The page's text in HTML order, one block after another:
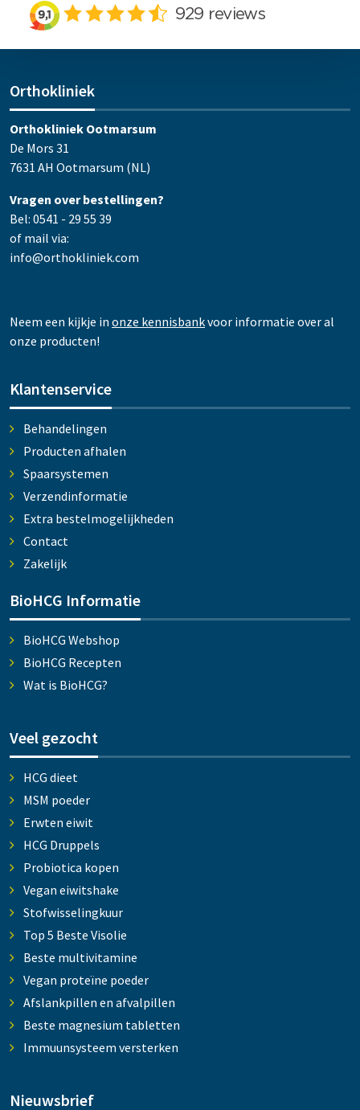
Orthokliniek
Orthokliniek Ootmarsum
De Mors 31
7631 AH Ootmarsum (NL)
Vragen over bestellingen?
Bel: 0541 - 29 55 39
of mail via:
info@orthokliniek.com
Neem een kijkje in onze kennisbankvoor informatie over al
onze producten!
Klantenservice
Behandelingen
Producten afhalen
Spaarsystemen
Verzendinformatie
Extra bestelmogelijkheden
Contact
Zakelijk
BioHCG Informatie
BioHCG Webshop
BioHCG Recepten
Wat is BioHCG?
Veel gezocht
HCG dieet
MSM poeder
Erwten eiwit
HCG Druppels
Probiotica kopen
Vegan eiwitshake
Stofwisselingkuur
Top 5 Beste Visolie
Beste multivitamine
Vegan proteïne poeder
Afslankpillen en afvalpillen
Beste magnesium tabletten
Immuunsysteem versterken
Nieuwsbrief